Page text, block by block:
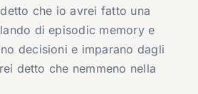
che io avrei fatto una
di episodic memory e
decisioni e imparano dagli
detto che nemmeno nella